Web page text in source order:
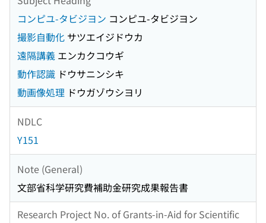
コンピユ-タビジヨン コンピユ-タビジヨン
撮影自動化 サツエイジドウカ
遠隔講義 エンカクコウギ
動作認識 ドウサニンシキ
動画像処理 ドウガゾウシヨリ
NDLC
Y151
Note (General)
文部省科学研究費補助金研究成果報告書
Research Project No. of Grants-in-Aid for Scientific